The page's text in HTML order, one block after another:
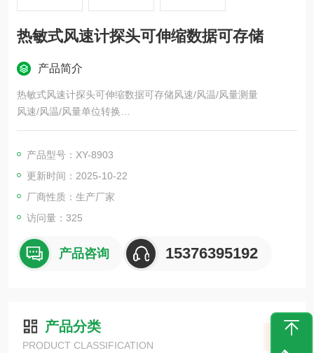
热敏式风速计探头可伸缩数据可存储
产品简介
热敏式风速计探头可伸缩数据可存储风速/风温/风量测量
风速/风温/风量单位转换
风速/风量最大 、最小值测量
数据保持 、存储 、删除功能
产品型号：XY-8903
更新时间：2025-10-22
厂商性质：生产厂家
访问量：325
产品咨询 15376395192
产品分类
PRODUCT CLASSIFICATION